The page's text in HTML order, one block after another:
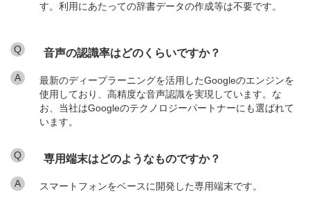
す。利用にあたっての辞書データの作成等は不要です。
Q 音声の認識率はどのくらいですか？
A
最新のディープラーニングを活用したGoogleのエンジンを
使用しており、高精度な音声認識を実現しています。な
お、当社はGoogleのテクノロジーパートナーにも選ばれて
います。
Q 専用端末はどのようなものですか？
A スマートフォンをベースに開発した専用端末です。